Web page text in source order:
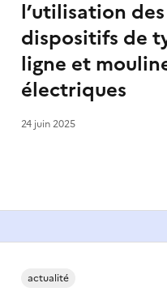
l’utilisation des
dispositifs de
ligne et
électriques
24 juin 2025
actualité